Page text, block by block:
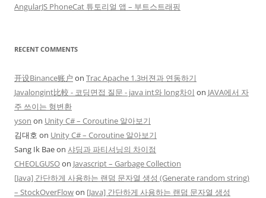
AngularJS PhoneCat 튜토리얼 앱 – 부트스트래핑
RECENT COMMENTS
开设Binance账户 on Trac Apache 1.3버젼과 연동하기
Javalongint比較 - 코딩면접 질문 - java int와 long차이 on JAVA에서 자
주 쓰이는 형변환
yson on Unity C# – Coroutine 알아보기
김대호 on Unity C# – Coroutine 알아보기
Sang Ik Baeon 샤딩과 파티셔닝의 차이점
CHEOLGUSOon Javascript – Garbage Collection
[Java] 간단하게 사용하는 랜덤 문자열 생성 (Generate random string)
– StockOverFlowon [Java] 간단하게 사용하는 랜덤 문자열 생성